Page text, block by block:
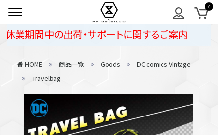
間中の出荷・サポートに関するご案内
HOME 商品一覧 Goods
DC comics Vintage
Travelbag